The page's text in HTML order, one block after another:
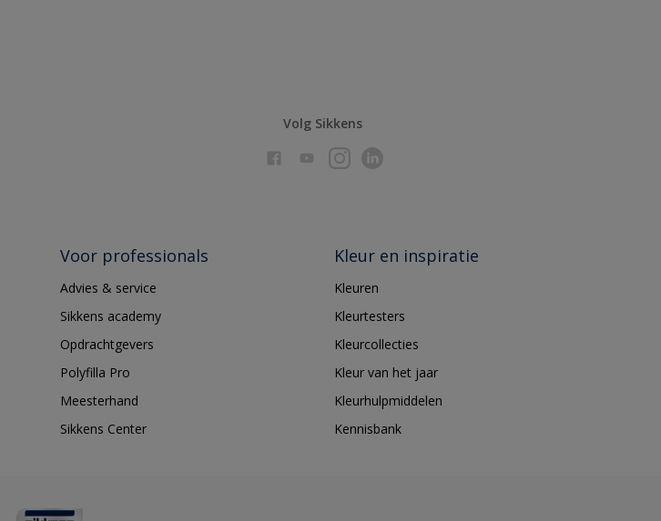
Volg Sikkens
Voor professionals
Advies & service
Sikkens academy
Opdrachtgevers
Polyfilla Pro
Meesterhand
Sikkens Center
Kleur en inspiratie
Kleuren
Kleurtesters
Kleurcollecties
Kleur van het jaar
Kleurhulpmiddelen
Kennisbank